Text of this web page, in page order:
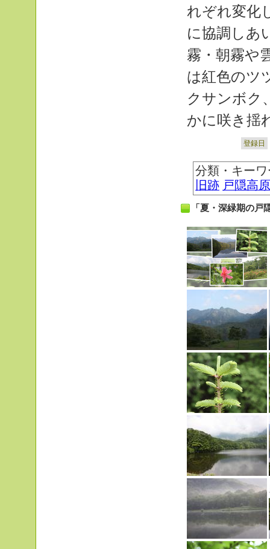
れぞれ変化
に協調し
霧・朝霧や
は紅色のツ
クサンボク
かに咲き揺
登録日
分類・キー
旧跡 戸隠高原
「夏・深緑期の